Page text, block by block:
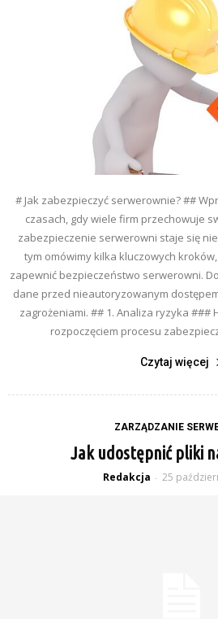
# Jak zabezpieczyć serwerownie? ##
czasach, gdy wiele firm przechowuje
zabezpieczenie serwerowni staje się
tym omówimy kilka kluczowych
zapewnić bezpieczeństwo serwerowni.
dane przed nieautoryzowanym
zagrożeniami. ## 1. Analiza ryzyka ###
rozpoczęciem procesu
Czytaj więcej
ZARZĄDZANIE
Jak udostępnić pliki
Redakcja - 25